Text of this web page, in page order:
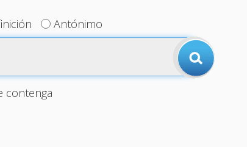
Antónimo
contenga